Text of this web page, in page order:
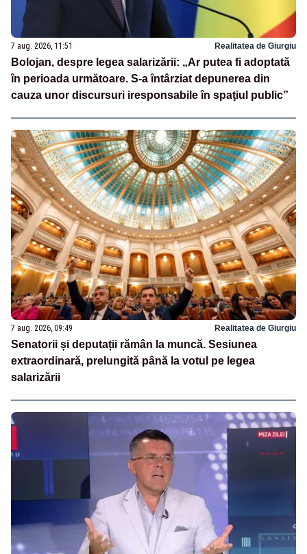
7 aug. 2026, 11:51 Realitatea de Giurgiu
Bolojan, despre legea salarizării: „Ar putea fi adoptată
în perioada următoare. S-a întârziat depunerea din
cauza unor discursuri iresponsabile în spaţiul public”
7 aug. 2026, 09:49 Realitatea de Giurgiu
Senatorii și deputații rămân la muncă. Sesiunea
extraordinară, prelungită până la votul pe legea
salarizării